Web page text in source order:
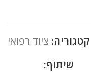
קטגוריה: ציוד רפואי
שיתוף: